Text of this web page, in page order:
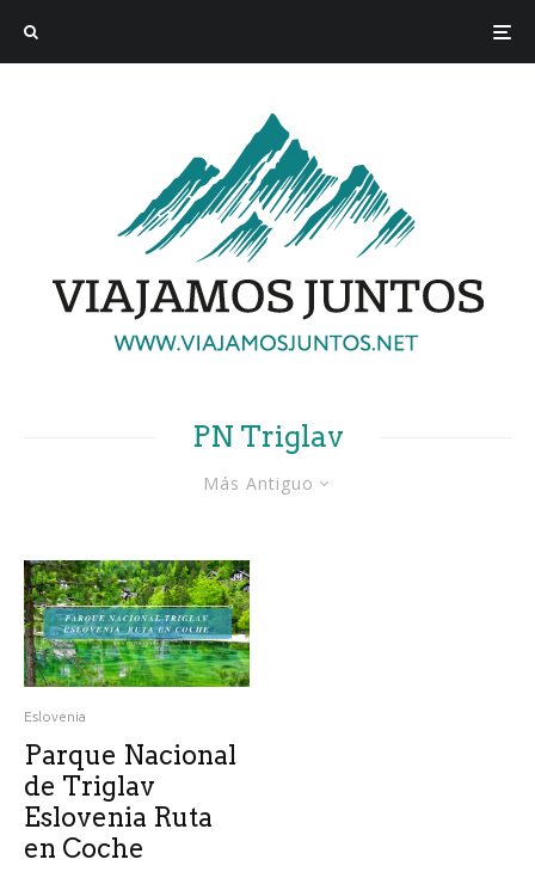
PN Triglav
Más Antiguo
Eslovenia
Parque Nacional
de Triglav
Eslovenia Ruta
en Coche